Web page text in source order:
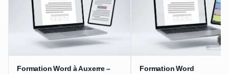
Formation Word à Auxerre –
Formation Word